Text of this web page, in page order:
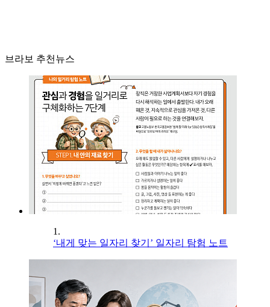
브라보 추천뉴스
1.
‘내게 맞는 일자리 찾기’ 일자리 탐험 노트